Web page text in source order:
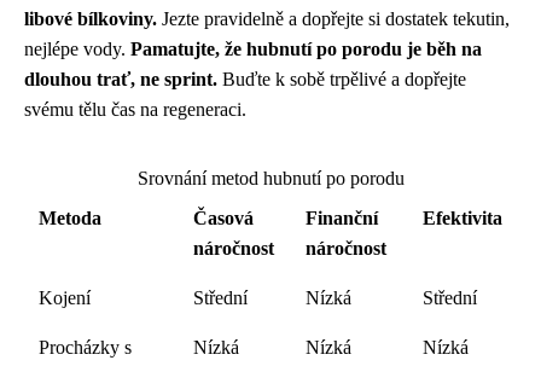
libové bílkoviny. Jezte pravidelně a dopřejte si dostatek tekutin,
nejlépe vody. Pamatujte, že hubnutí po porodu je běh na
dlouhou trať, ne sprint. Buďte k sobě trpělivé a dopřejte
svému tělu čas na regeneraci.
Srovnání metod hubnutí po porodu
Metoda
Časová
náročnost
Finanční
náročnost
Efektivita
Kojení Střední Nízká Střední
Procházky s
Nízká Nízká Nízká